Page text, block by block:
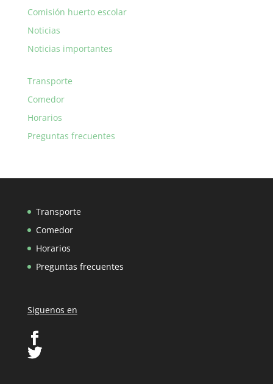
Comisión huerto escolar
Noticias
Noticias importantes
Transporte
Comedor
Horarios
Preguntas frecuentes
Transporte
Comedor
Horarios
Preguntas frecuentes
Siguenos en